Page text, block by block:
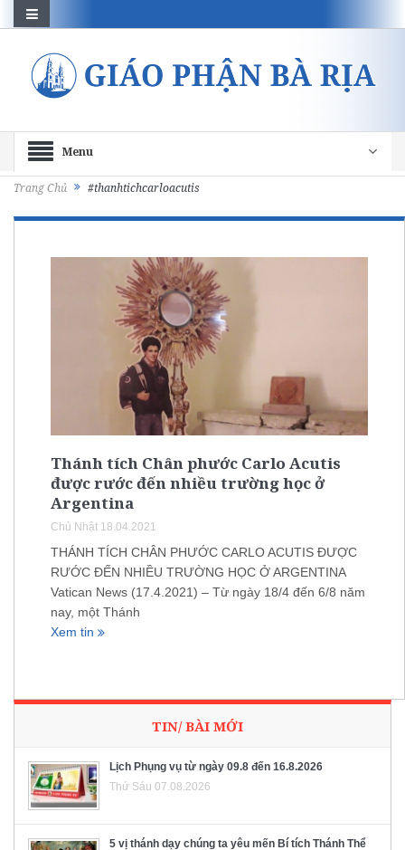
Menu
Trang Chủ #thanhtichcarloacutis
Thánh tích Chân phước Carlo Acutis
được rước đến nhiều trường học ở
Argentina
Chủ Nhật 18.04.2021
THÁNH TÍCH CHÂN PHƯỚC CARLO ACUTIS ĐƯỢC
RƯỚC ĐẾN NHIỀU TRƯỜNG HỌC Ở ARGENTINA
Vatican News (17.4.2021) – Từ ngày 18/4 đến 6/8 năm
nay, một Thánh
Xem tin
TIN/ BÀI MỚI
Lịch Phụng vụ từ ngày 09.8 đến 16.8.2026
Thứ Sáu 07.08.2026
5 vị thánh dạy chúng ta yêu mến Bí tích Thánh Thể